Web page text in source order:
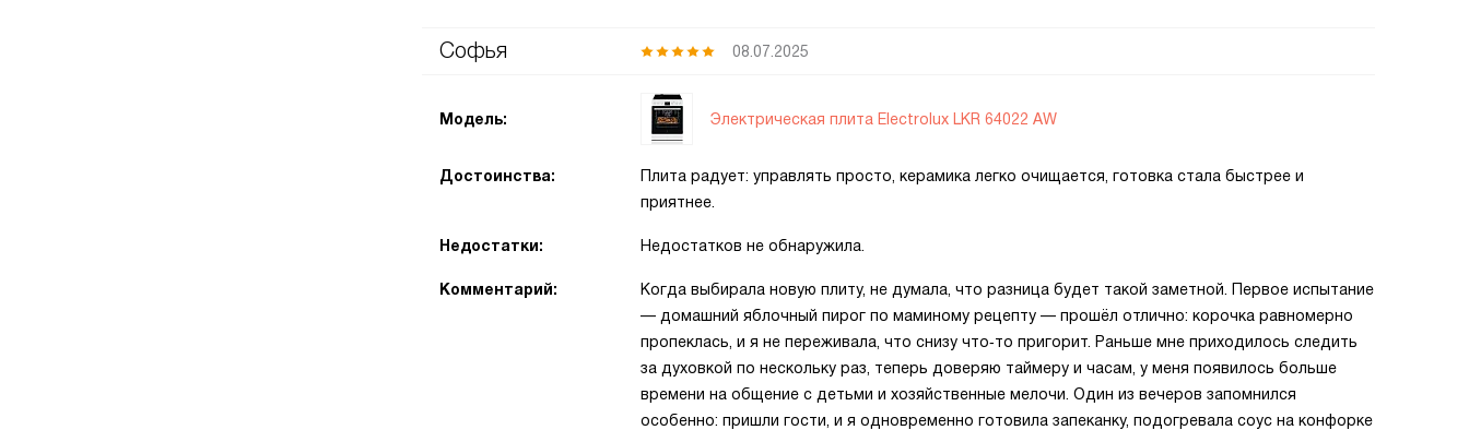
Софья 08.07.2025
Модель: Электрическая плита Electrolux LKR 64022 AW
Достоинства:
Плита радует: управлять просто, керамика легко очищается, готовка стала быстрее и
приятнее.
Недостатки: Недостатков не обнаружила.
Комментарий:
Когда выбирала новую плиту, не думала, что разница будет такой заметной. Первое испытание
— домашний яблочный пирог по маминому рецепту — прошёл отлично: корочка равномерно
пропеклась, и я не переживала, что снизу что‑то пригорит. Раньше мне приходилось следить
за духовкой по нескольку раз, теперь доверяю таймеру и часам, у меня появилось больше
времени на общение с детьми и хозяйственные мелочи. Один из вечеров запомнился
особенно: пришли гости, и я одновременно готовила запеканку, подогревала соус на конфорке